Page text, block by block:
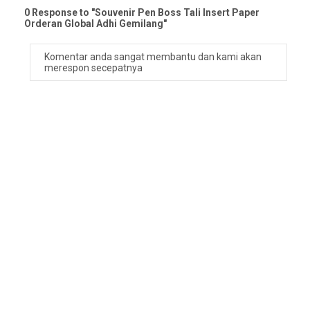
0 Response to "Souvenir Pen Boss Tali Insert Paper
Orderan Global Adhi Gemilang"
Komentar anda sangat membantu dan kami akan
merespon secepatnya